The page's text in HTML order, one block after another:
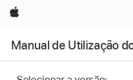
Apple
Manual de Utilização